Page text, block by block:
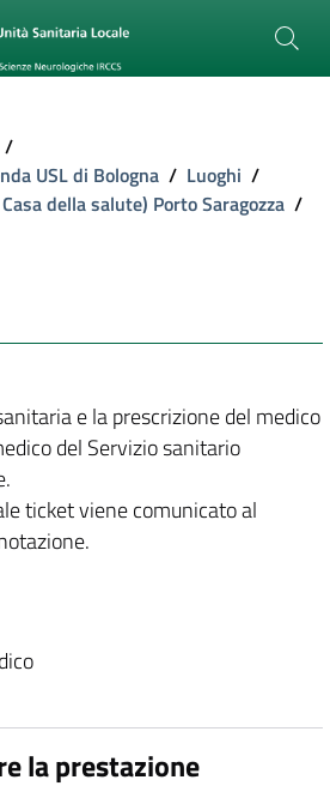
/
USL di Bologna / Luoghi /
della salute) Porto Saragozza /
e la prescrizione del medico
del Servizio sanitario
ticket viene comunicato al
la prestazione